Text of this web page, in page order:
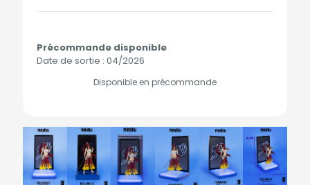
Précommande disponible
Date de sortie : 04/2026
Disponible en précommande